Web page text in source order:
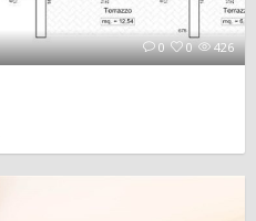
426
0
0